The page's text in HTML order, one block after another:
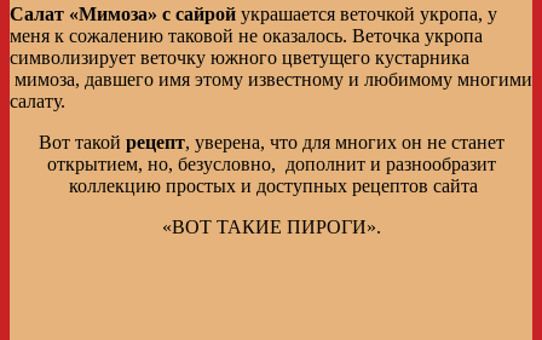
Салат «Мимоза» с сайрой украшается веточкой укропа, у
меня к сожалению таковой не оказалось. Веточка укропа
символизирует веточку южного цветущего кустарника
мимоза, давшего имя этому известному и любимому многими
салату.
Вот такой рецепт, уверена, что для многих он не станет
открытием, но, безусловно, дополнит и разнообразит
коллекцию простых и доступных рецептов сайта
«ВОТ ТАКИЕ ПИРОГИ».